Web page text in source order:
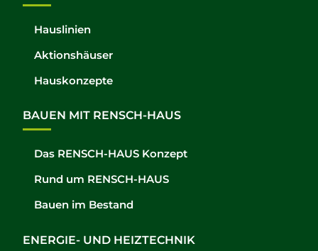
Hauslinien
Aktionshäuser
Hauskonzepte
BAUEN MIT RENSCH-HAUS
Das RENSCH-HAUS Konzept
Rund um RENSCH-HAUS
Bauen im Bestand
ENERGIE- UND HEIZTECHNIK